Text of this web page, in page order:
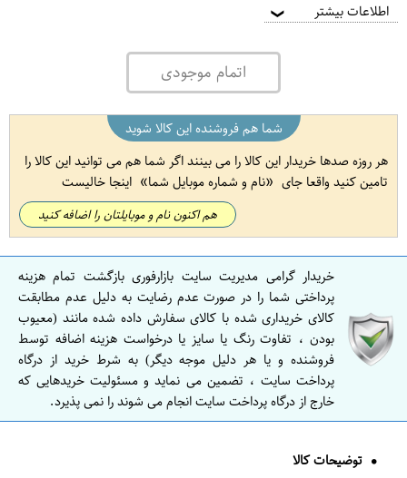
اطلاعات بیشتر ❯
اتمام موجودی
شما هم فروشنده این کالا شوید
هر روزه صدها خریدار این کالا را می بینند اگر شما هم می توانید این کالا را
تامین کنید واقعا جای
نام و شماره موبایل شما اینجا خالیست
هم اکنون نام و موبایلتان را اضافه کنید
خریدار گرامی مدیریت سایت بازارفوری بازگشت تمام هزینه
پرداختی شما را در صورت عدم رضایت به دلیل عدم مطابقت
کالای خریداری شده با کالای سفارش داده شده مانند (معیوب
بودن ، تفاوت رنگ یا سایز یا درخواست هزینه اضافه توسط
فروشنده و یا هر دلیل موجه دیگر) به شرط خرید از درگاه
پرداخت سایت ، تضمین می نماید و مسئولیت خریدهایی که
خارج از درگاه پرداخت سایت انجام می شوند را نمی پذیرد.
توضیحات کالا